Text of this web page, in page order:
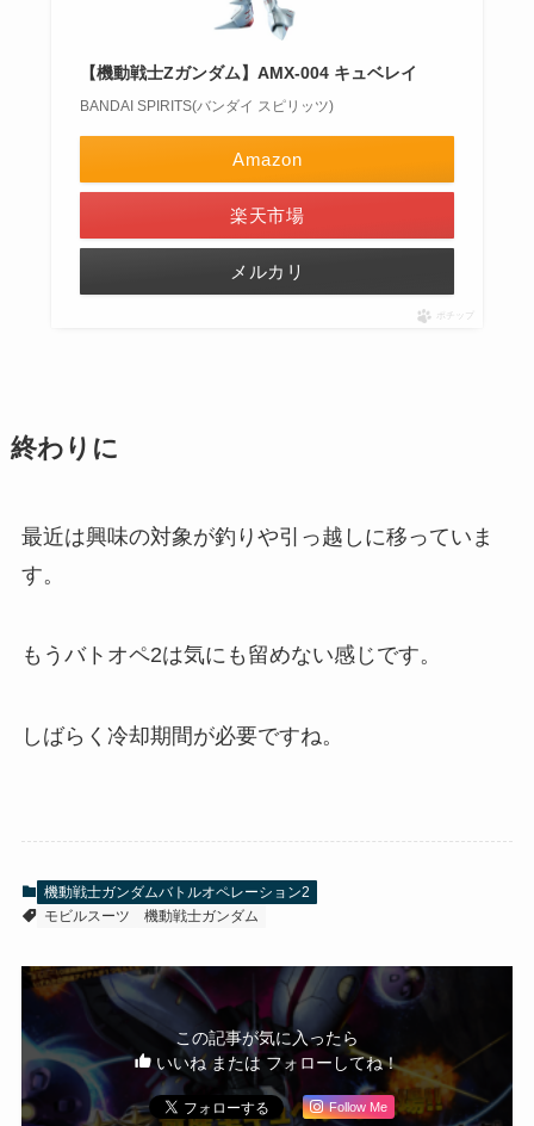
【機動戦士Zガンダム】AMX-004 キュベレイ
BANDAI SPIRITS(バンダイ スピリッツ)
Amazon
楽天市場
メルカリ
ポチップ
終わりに
最近は興味の対象が釣りや引っ越しに移っていま
す。
もうバトオペ2は気にも留めない感じです。
しばらく冷却期間が必要ですね。
機動戦士ガンダムバトルオペレーション2
モビルスーツ
機動戦士ガンダム
この記事が気に入ったら
いいね または フォローしてね！
Follow Me